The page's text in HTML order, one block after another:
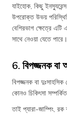
যাইহোক, কিছু ইনস্যুরেন্স
উপরোক্ত উভয়
বেশিরভাগ ক্ষেত্রে এটি
সাথে নেওয়া যেতে পারে।
6. বিপজ্জনক বা
বিপজ্জনক বা দুঃসাহসিক
কোনও চিকিৎসা
তাই প্যারা-জাম্পিং, রক